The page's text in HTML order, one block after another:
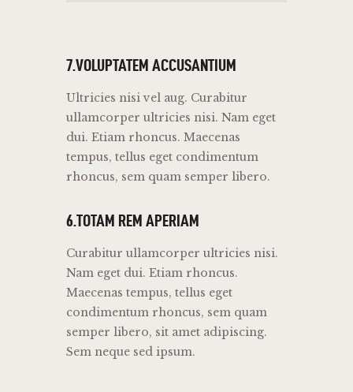
7.VOLUPTATEM ACCUSANTIUM
Ultricies nisi vel aug. Curabitur
ullamcorper ultricies nisi. Nam eget
dui. Etiam rhoncus. Maecenas
tempus, tellus eget condimentum
rhoncus, sem quam semper libero.
6.TOTAM REM APERIAM
Curabitur ullamcorper ultricies nisi.
Nam eget dui. Etiam rhoncus.
Maecenas tempus, tellus eget
condimentum rhoncus, sem quam
semper libero, sit amet adipiscing.
Sem neque sed ipsum.